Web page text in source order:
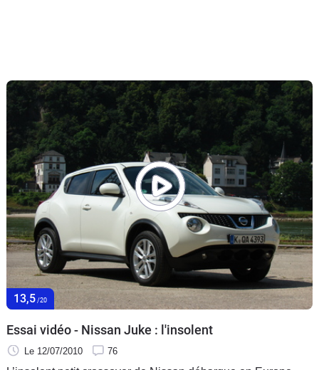
13,5 /20
Essai vidéo - Nissan Juke : l'insolent
Le 12/07/2010 76